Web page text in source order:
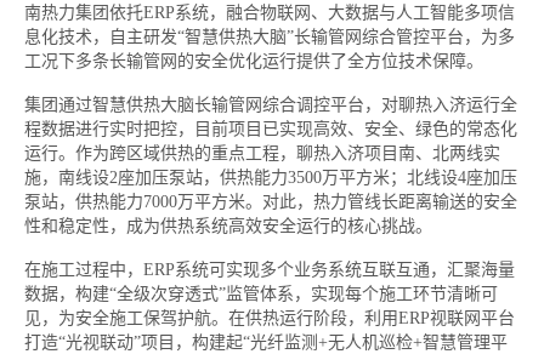
南热力集团依托ERP系统，融合物联网、大数据与人工智能多项信
息化技术，自主研发“智慧供热大脑”长输管网综合管控平台，为多
工况下多条长输管网的安全优化运行提供了全方位技术保障。
集团通过智慧供热大脑长输管网综合调控平台，对聊热入济运行全
程数据进行实时把控，目前项目已实现高效、安全、绿色的常态化
运行。作为跨区域供热的重点工程，聊热入济项目南、北两线实
施，南线设2座加压泵站，供热能力3500万平方米；北线设4座加压
泵站，供热能力7000万平方米。对此，热力管线长距离输送的安全
性和稳定性，成为供热系统高效安全运行的核心挑战。
在施工过程中，ERP系统可实现多个业务系统互联互通，汇聚海量
数据，构建“全级次穿透式”监管体系，实现每个施工环节清晰可
见，为安全施工保驾护航。在供热运行阶段，利用ERP视联网平台
打造“光视联动”项目，构建起“光纤监测+无人机巡检+智慧管理平